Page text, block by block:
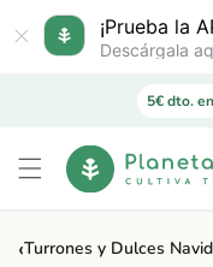
¡Prueba la
Descárgala
directamente
al contenido
5€ dto.
‹Turrones y Dulces